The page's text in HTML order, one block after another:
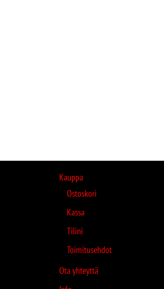
Kauppa
Ostoskori
Kassa
Tilini
Toimitusehdot
Ota yhteyttä